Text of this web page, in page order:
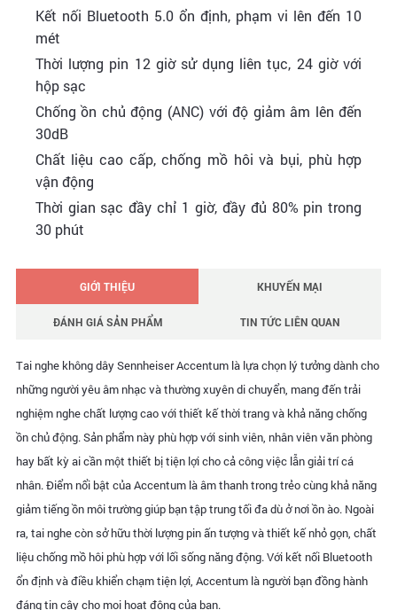
Kết nối Bluetooth 5.0 ổn định, phạm vi lên đến 10
mét
Thời lượng pin 12 giờ sử dụng liên tục, 24 giờ với
hộp sạc
Chống ồn chủ động (ANC) với độ giảm âm lên đến
30dB
Chất liệu cao cấp, chống mồ hôi và bụi, phù hợp
vận động
Thời gian sạc đầy chỉ 1 giờ, đầy đủ 80% pin trong
30 phút
GIỚI THIỆU KHUYẾN MẠI
ĐÁNH GIÁ SẢN PHẨM TIN TỨC LIÊN QUAN
Tai nghe không dây Sennheiser Accentum là lựa chọn lý tưởng dành cho
những người yêu âm nhạc và thường xuyên di chuyển, mang đến trải
nghiệm nghe chất lượng cao với thiết kế thời trang và khả năng chống
ồn chủ động. Sản phẩm này phù hợp với sinh viên, nhân viên văn phòng
hay bất kỳ ai cần một thiết bị tiện lợi cho cả công việc lẫn giải trí cá
nhân. Điểm nổi bật của Accentum là âm thanh trong trẻo cùng khả năng
giảm tiếng ồn môi trường giúp bạn tập trung tối đa dù ở nơi ồn ào. Ngoài
ra, tai nghe còn sở hữu thời lượng pin ấn tượng và thiết kế nhỏ gọn, chất
liệu chống mồ hôi phù hợp với lối sống năng động. Với kết nối Bluetooth
ổn định và điều khiển chạm tiện lợi, Accentum là người bạn đồng hành
đáng tin cậy cho mọi hoạt động của bạn.